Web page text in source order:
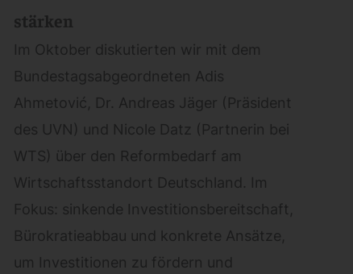
stärken
Im Oktober diskutierten wir mit dem
Bundestagsabgeordneten Adis
Ahmetović, Dr. Andreas Jäger (Präsident
des UVN) und Nicole Datz (Partnerin bei
WTS) über den Reformbedarf am
Wirtschaftsstandort Deutschland. Im
Fokus: sinkende Investitionsbereitschaft,
Bürokratieabbau und konkrete Ansätze,
um Investitionen zu fördern und